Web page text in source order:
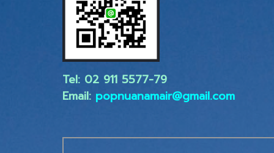
Tel: 02 ​911 5577-79
Email: popnuanamair@gmail.com